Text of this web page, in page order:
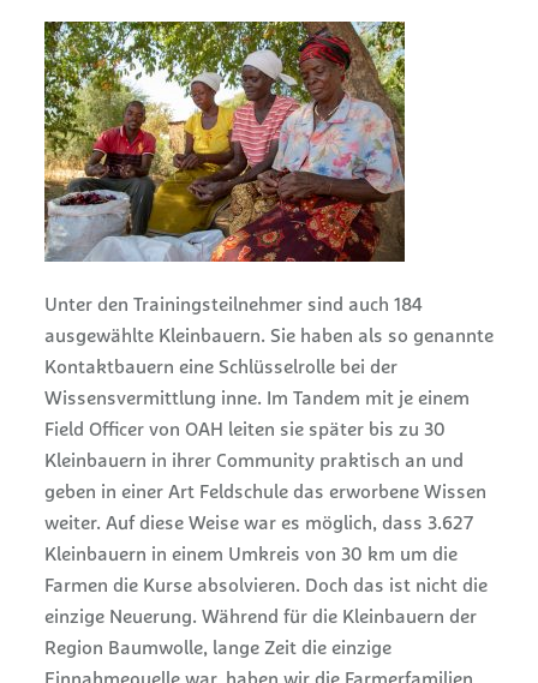
Unter den Trainingsteilnehmer sind auch 184
ausgewählte Kleinbauern. Sie haben als so genannte
Kontaktbauern eine Schlüsselrolle bei der
Wissensvermittlung inne. Im Tandem mit je einem
Field Officer von OAH leiten sie später bis zu 30
Kleinbauern in ihrer Community praktisch an und
geben in einer Art Feldschule das erworbene Wissen
weiter. Auf diese Weise war es möglich, dass 3.627
Kleinbauern in einem Umkreis von 30 km um die
Farmen die Kurse absolvieren. Doch das ist nicht die
einzige Neuerung. Während für die Kleinbauern der
Region Baumwolle, lange Zeit die einzige